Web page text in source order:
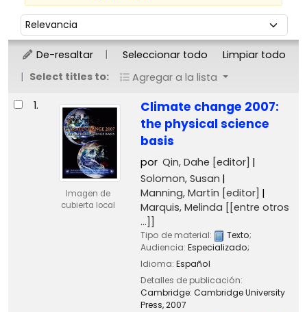
Ordenar
Ordenar por:
De-resaltar Seleccionar todo
Limpiar todo
Select titles to:
Agregar a la lista
Resultados
1.
Imagen de
cubierta local
Climate change 2007:
the physical science
basis
por Qin, Dahe [editor]
Solomon, Susan
Manning, Martín [editor]
Marquis, Melinda [[entre otros
...]]
Tipo de material: Texto;
Audiencia: Especializado;
Idioma: Español
Detalles de publicación:
Cambridge: Cambridge University
Press,2007